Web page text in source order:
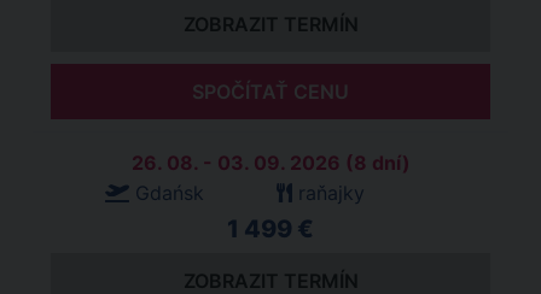
ZOBRAZIT TERMÍN
SPOČÍTAŤ CENU
26. 08. - 03. 09. 2026 (8 dní)
Gdańsk
raňajky
1 499 €
ZOBRAZIT TERMÍN